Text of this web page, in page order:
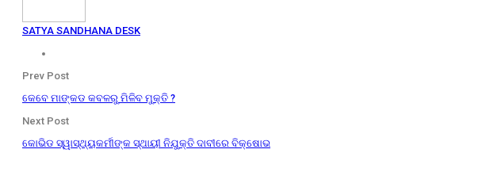
SATYA SANDHANA DESK
Prev Post
କେବେ ମାଙ୍କଡ କବଳରୁ ମିଳିବ ମୁକ୍ତି ?
Next Post
କୋଭିଡ ସ୍ୱାସ୍ଥ୍ୟକର୍ମୀଙ୍କ ସ୍ଥାୟୀ ନିଯୁକ୍ତି ଦାବୀରେ ବିକ୍ଷୋଭ